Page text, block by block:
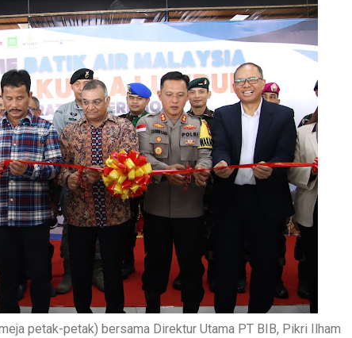
petak-petak) bersama Direktur Utama PT BIB, Pikri Ilham